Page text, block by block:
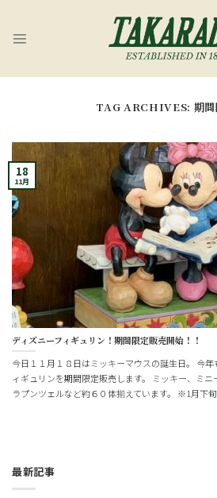
content
TAG ARCHIVES: 期
ディズニーフィギュリン！期間限定販売開始！！
今日１１月１８日はミッキーマウスの誕生日。 今
ィギュリンを期間限定販売します。 ミッキー、ミニ
ラプンツェルなど約６０体揃えています。 ※1月下
18
11月
最新記事